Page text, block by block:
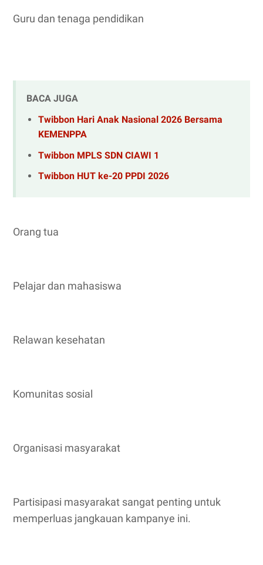
Guru dan tenaga pendidikan
BACA JUGA
Twibbon Hari Anak Nasional 2026 Bersama
KEMENPPA
Twibbon MPLS SDN CIAWI 1
Twibbon HUT ke-20 PPDI 2026
Orang tua
Pelajar dan mahasiswa
Relawan kesehatan
Komunitas sosial
Organisasi masyarakat
Partisipasi masyarakat sangat penting untuk
memperluas jangkauan kampanye ini.